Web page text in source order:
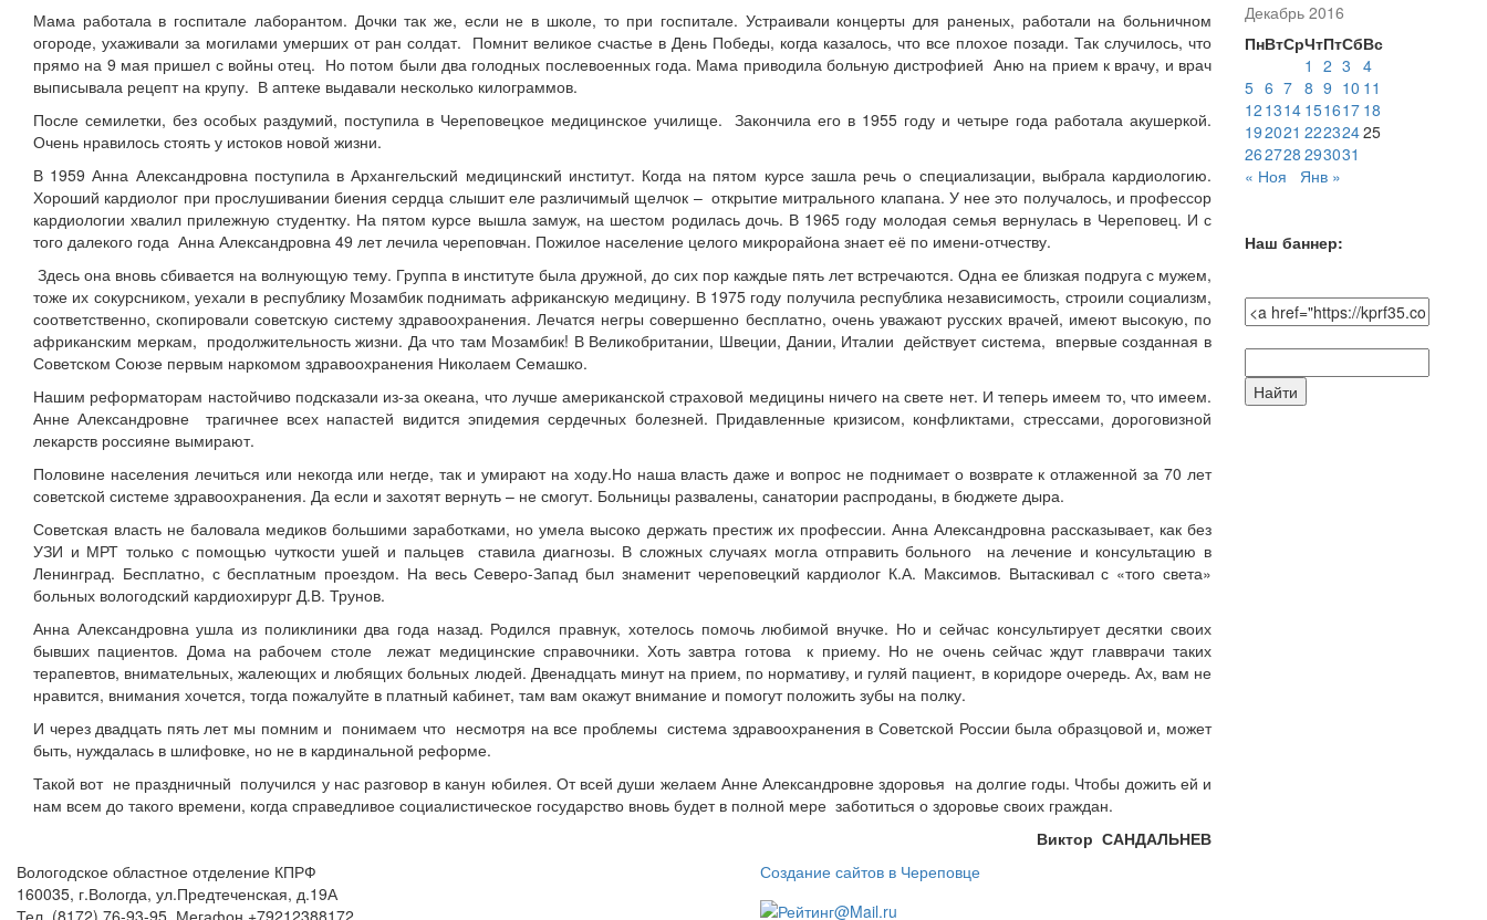
Мама работала в госпитале лаборантом. Дочки так же, если не в школе, то при госпитале. Устраивали концерты для раненых, работали на больничном
огороде, ухаживали за могилами умерших от ран солдат. Помнит великое счастье в День Победы, когда казалось, что все плохое позади. Так случилось, что
прямо на 9 мая пришел с войны отец. Но потом были два голодных послевоенных года. Мама приводила больную дистрофией Аню на прием к врачу, и врач
выписывала рецепт на крупу. В аптеке выдавали несколько килограммов.
После семилетки, без особых раздумий, поступила в Череповецкое медицинское училище. Закончила его в 1955 году и четыре года работала акушеркой.
Очень нравилось стоять у истоков новой жизни.
В 1959 Анна Александровна поступила в Архангельский медицинский институт. Когда на пятом курсе зашла речь о специализации, выбрала кардиологию.
Хороший кардиолог при прослушивании биения сердца слышит еле различимый щелчок – открытие митрального клапана. У нее это получалось, и профессор
кардиологии хвалил прилежную студентку. На пятом курсе вышла замуж, на шестом родилась дочь. В 1965 году молодая семья вернулась в Череповец. И с
того далекого года Анна Александровна 49 лет лечила череповчан. Пожилое население целого микрорайона знает её по имени-отчеству.
Здесь она вновь сбивается на волнующую тему. Группа в институте была дружной, до сих пор каждые пять лет встречаются. Одна ее близкая подруга с мужем,
тоже их сокурсником, уехали в республику Мозамбик поднимать африканскую медицину. В 1975 году получила республика независимость, строили социализм,
соответственно, скопировали советскую систему здравоохранения. Лечатся негры совершенно бесплатно, очень уважают русских врачей, имеют высокую, по
африканским меркам, продолжительность жизни. Да что там Мозамбик! В Великобритании, Швеции, Дании, Италии действует система, впервые созданная в
Советском Союзе первым наркомом здравоохранения Николаем Семашко.
Нашим реформаторам настойчиво подсказали из-за океана, что лучше американской страховой медицины ничего на свете нет. И теперь имеем то, что имеем.
Анне Александровне трагичнее всех напастей видится эпидемия сердечных болезней. Придавленные кризисом, конфликтами, стрессами, дороговизной
лекарств россияне вымирают.
Половине населения лечиться или некогда или негде, так и умирают на ходу.Но наша власть даже и вопрос не поднимает о возврате к отлаженной за 70 лет
советской системе здравоохранения. Да если и захотят вернуть – не смогут. Больницы развалены, санатории распроданы, в бюджете дыра.
Советская власть не баловала медиков большими заработками, но умела высоко держать престиж их профессии. Анна Александровна рассказывает, как без
УЗИ и МРТ только с помощью чуткости ушей и пальцев ставила диагнозы. В сложных случаях могла отправить больного на лечение и консультацию в
Ленинград. Бесплатно, с бесплатным проездом. На весь Северо-Запад был знаменит череповецкий кардиолог К.А. Максимов. Вытаскивал с «того света»
больных вологодский кардиохирург Д.В. Трунов.
Анна Александровна ушла из поликлиники два года назад. Родился правнук, хотелось помочь любимой внучке. Но и сейчас консультирует десятки своих
бывших пациентов. Дома на рабочем столе лежат медицинские справочники. Хоть завтра готова к приему. Но не очень сейчас ждут главврачи таких
терапевтов, внимательных, жалеющих и любящих больных людей. Двенадцать минут на прием, по нормативу, и гуляй пациент, в коридоре очередь. Ах, вам не
нравится, внимания хочется, тогда пожалуйте в платный кабинет, там вам окажут внимание и помогут положить зубы на полку.
И через двадцать пять лет мы помним и понимаем что несмотря на все проблемы система здравоохранения в Советской России была образцовой и, может
быть, нуждалась в шлифовке, но не в кардинальной реформе.
Такой вот не праздничный получился у нас разговор в канун юбилея. От всей души желаем Анне Александровне здоровья на долгие годы. Чтобы дожить ей и
нам всем до такого времени, когда справедливое социалистическое государство вновь будет в полной мере заботиться о здоровье своих граждан.
Виктор САНДАЛЬНЕВ
Декабрь 2016
ПнВтСрЧтПтСбВс
1 2 3 4
5 6 7 8 9 10 11
12 1314 151617 18
192021 22232425
262728 293031
« Ноя
Янв »
Наш баннер:
по
сайту:
Вологодское областное отделение КПРФ
160035, г.Вологда, ул.Предтеченская, д.19А
Создание сайтов в Череповце